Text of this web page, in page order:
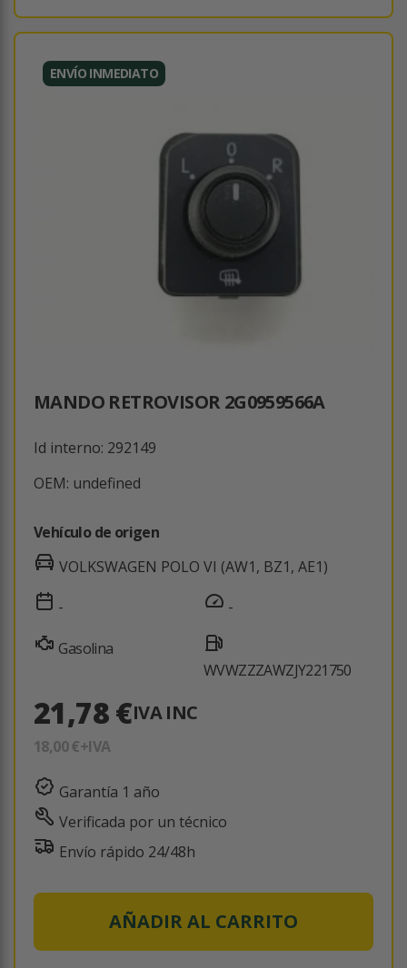
ENVÍO INMEDIATO
MANDO RETROVISOR 2G0959566A
Id interno: 292149
OEM: undefined
Vehículo de origen
VOLKSWAGEN POLO VI (AW1, BZ1, AE1)
-
Gasolina
-
WVWZZZAWZJY221750
21,78 €IVA INC
18,00 €+IVA
Garantía 1 año
Verificada por un técnico
Envío rápido 24/48h
AÑADIR AL CARRITO